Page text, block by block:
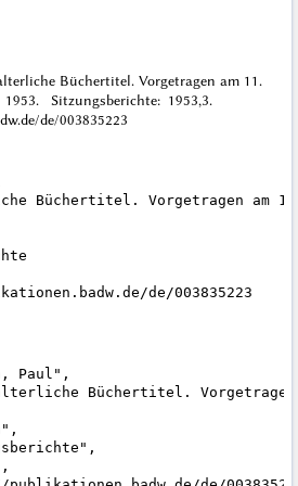
Büchertitel. Vorgetragen am 11.
Sitzungsberichte: 1953,3.
de/003835223
Büchertitel. Vorgetragen am
de/003835223
Paul",
Büchertitel. Vorgetragen